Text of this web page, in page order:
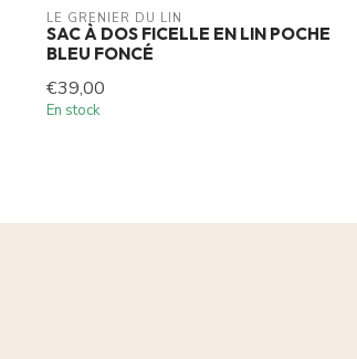
LE GRENIER DU LIN
SAC À DOS FICELLE EN LIN POCHE
BLEU FONCÉ
€39,00
En stock